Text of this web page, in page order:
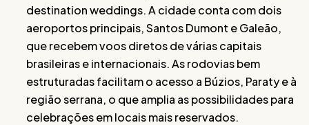
destination weddings. A cidade conta com dois
aeroportos principais, Santos Dumont e Galeão,
que recebem voos diretos de várias capitais
brasileiras e internacionais. As rodovias bem
estruturadas facilitam o acesso a Búzios, Paraty e à
região serrana, o que amplia as possibilidades para
celebrações em locais mais reservados.